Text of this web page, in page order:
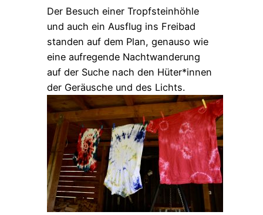
Der Besuch einer Tropfsteinhöhle
und auch ein Ausflug ins Freibad
standen auf dem Plan, genauso wie
eine aufregende Nachtwanderung
auf der Suche nach den Hüter*innen
der Geräusche und des Lichts.